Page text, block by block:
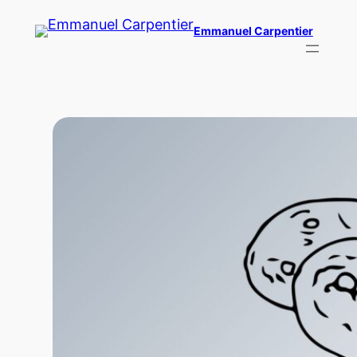
Emmanuel Carpentier